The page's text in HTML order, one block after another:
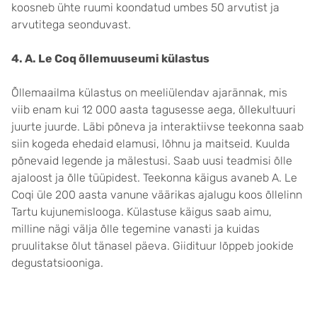
koosneb ühte ruumi koondatud umbes 50 arvutist ja
arvutitega seonduvast.
4. A. Le Coq õllemuuseumi külastus
Õllemaailma külastus on meeliülendav ajarännak, mis
viib enam kui 12 000 aasta tagusesse aega, õllekultuuri
juurte juurde. Läbi põneva ja interaktiivse teekonna saab
siin kogeda ehedaid elamusi, lõhnu ja maitseid. Kuulda
põnevaid legende ja mälestusi. Saab uusi teadmisi õlle
ajaloost ja õlle tüüpidest. Teekonna käigus avaneb A. Le
Coqi üle 200 aasta vanune väärikas ajalugu koos õllelinn
Tartu kujunemislooga. Külastuse käigus saab aimu,
milline nägi välja õlle tegemine vanasti ja kuidas
pruulitakse õlut tänasel päeva. Giidituur lõppeb jookide
degustatsiooniga.